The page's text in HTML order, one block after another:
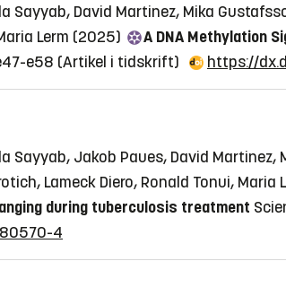
Sayyab, David Martinez, Mika
Lerm (2025)
A DNA Methylation
e58 (Artikel i tidskrift) https://
Sayyab, Jakob Paues, David
Lameck Diero, Ronald Tonui, Maria
during tuberculosis treatment
4